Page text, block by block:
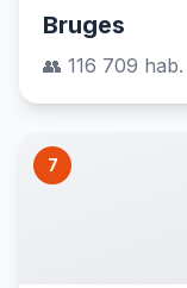
Bruges
👥 116 709 hab.
7